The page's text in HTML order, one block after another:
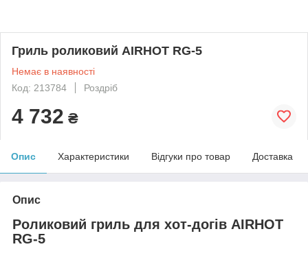
Гриль роликовий AIRHOT RG-5
Немає в наявності
Код: 213784
Роздріб
4 732 ₴
Опис Характеристики Відгуки про товар Доставка
Опис
Роликовий гриль для хот-догів AIRHOT
RG-5